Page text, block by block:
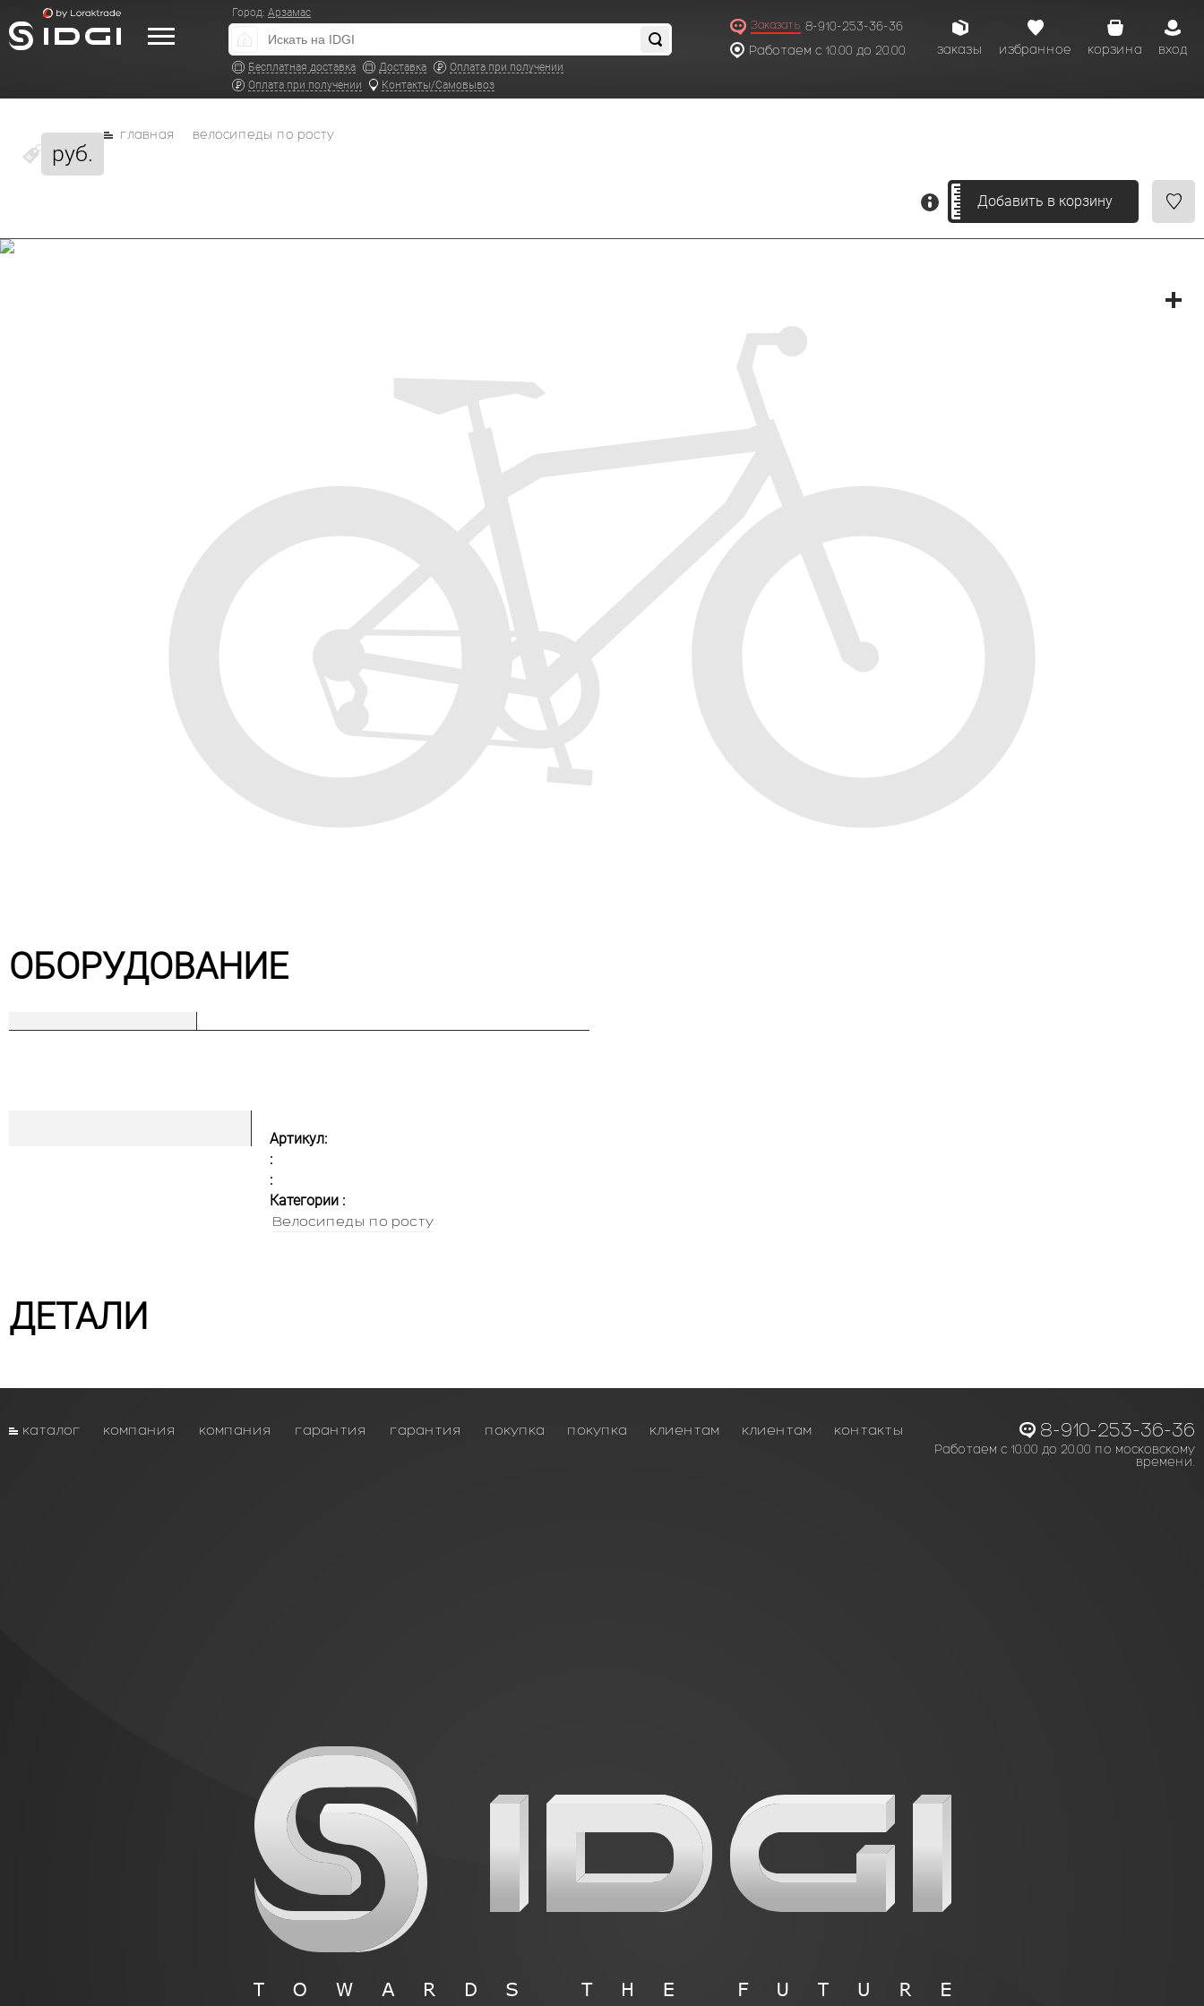
Город: Арзамас
Бесплатная доставка Доставка
Оплата при получении
Оплата при получении
Контакты/Самовывоз
Заказать 8-910-253-36-36
Работаем с 10.00 до 20.00
вход
корзина
избранное
заказы
руб.
главная велосипеды по росту
Добавить в корзину
ОБОРУДОВАНИЕ
Артикул:
:
:
Категории :
Велосипеды по росту
ДЕТАЛИ
каталог компания компания гарантия гарантия покупка покупка клиентам клиентам контакты 8-910-253-36-36
Работаем с 10.00 до 20.00 по московскому
времени.